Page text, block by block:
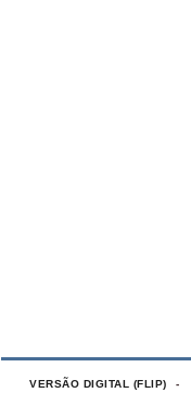
VERSÃO DIGITAL (FLIP)